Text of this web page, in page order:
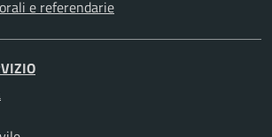
e referendarie